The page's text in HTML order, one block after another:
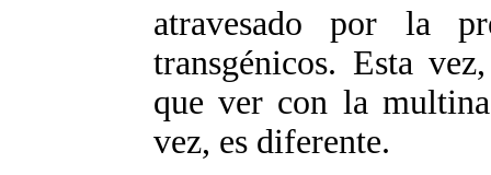
atravesado por la
transgénicos. Esta
que ver con la
vez, es diferente.